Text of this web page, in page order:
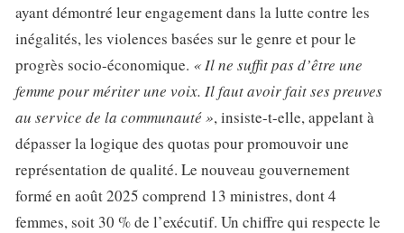
ayant démontré leur engagement dans la lutte contre les
inégalités, les violences basées sur le genre et pour le
progrès socio-économique. « Il ne suffit pas d’être une
femme pour mériter une voix. Il faut avoir fait ses preuves
au service de la communauté », insiste-t-elle, appelant à
dépasser la logique des quotas pour promouvoir une
représentation de qualité. Le nouveau gouvernement
formé en août 2025 comprend 13 ministres, dont 4
femmes, soit 30 % de l’exécutif. Un chiffre qui respecte le